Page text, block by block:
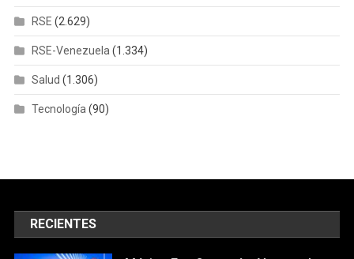
RSE (2.629)
RSE-Venezuela (1.334)
Salud (1.306)
Tecnología (90)
RECIENTES